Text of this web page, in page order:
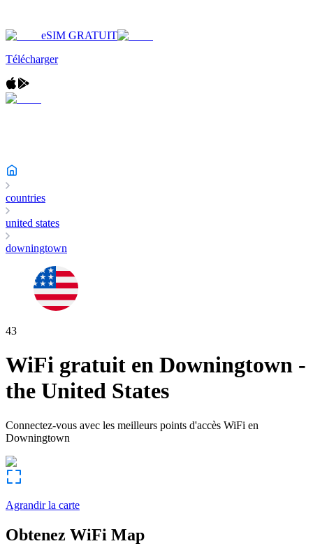
eSIM GRATUIT
Télécharger
countries
united states
downingtown
43
WiFi gratuit en Downingtown -
the United States
Connectez-vous avec les meilleurs points d'accès WiFi en
Downingtown
Agrandir la carte
Obtenez WiFi Map